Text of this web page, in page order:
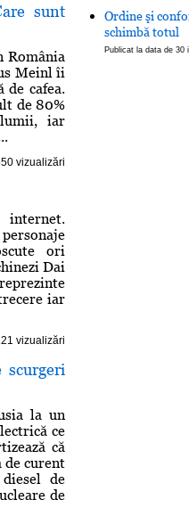
sunt
România
Meinl îi
de cafea.
de 80%
iar
vizualizări
internet.
ori
Dai
iar
vizualizări
la un
ce
că
de curent
de
de
Ordine şi
schimbă totul
Publicat la data de 30